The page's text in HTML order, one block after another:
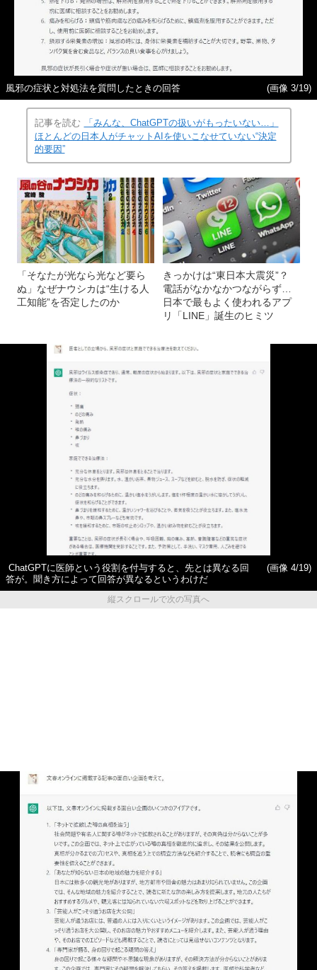
風邪の症状と対処法を質問したときの回答 (画像 3/19)
記事を読む
「みんな、ChatGPTの扱いがもったいない…」
ほとんどの日本人がチャットAIを使いこなせていない“決定
的要因”
「そなたが光なら光など要ら
ぬ」なぜナウシカは“生ける人
工知能”を否定したのか
きっかけは“東日本大震災”？
電話がなかなかつながらず…
日本で最もよく使われるアプ
リ「LINE」誕生のヒミツ
ChatGPTに医師という役割を付与すると、先とは異なる回
答が。聞き方によって回答が異なるというわけだ
(画像 4/19)
縦スクロールで次の写真へ